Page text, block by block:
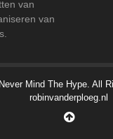
van
van
Mind The Hype. All
robinvanderploeg.nl